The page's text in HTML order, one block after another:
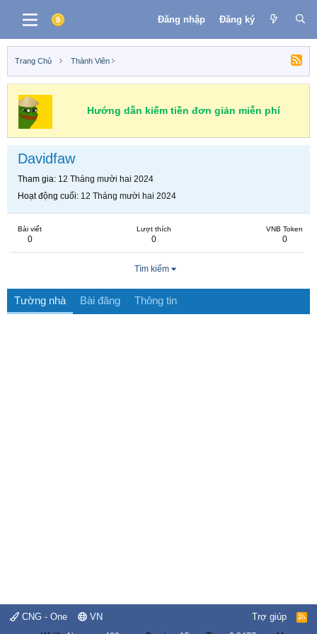
Đăng nhập Đăng ký
Trang Chủ Thành Viên
Hướng dẫn kiếm tiền đơn giản miễn phí
Davidfaw
Tham gia 12 Tháng mười hai 2024
Hoạt động cuối 12 Tháng mười hai 2024
Bài viết
0
Lượt thích
0
VNB Token
0
Tìm kiếm
Tường nhà Bài đăng Thông tin
CNG - One VN Trợ giúp
R